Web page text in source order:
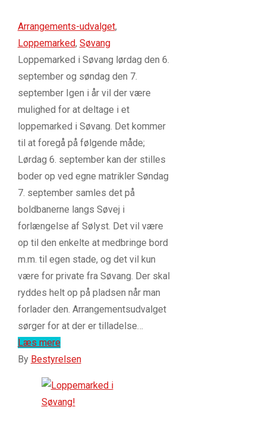
Arrangements-udvalget,
Loppemarked, Søvang
Loppemarked i Søvang lørdag den 6.
september og søndag den 7.
september Igen i år vil der være
mulighed for at deltage i et
loppemarked i Søvang. Det kommer
til at foregå på følgende måde;
Lørdag 6. september kan der stilles
boder op ved egne matrikler Søndag
7. september samles det på
boldbanerne langs Søvej i
forlængelse af Sølyst. Det vil være
op til den enkelte at medbringe bord
m.m. til egen stade, og det vil kun
være for private fra Søvang. Der skal
ryddes helt op på pladsen når man
forlader den. Arrangementsudvalget
sørger for at der er tilladelse…
Læs mere
By Bestyrelsen